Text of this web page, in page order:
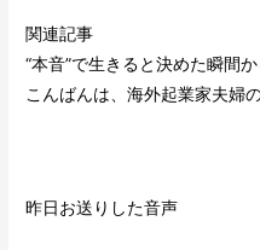
関連記事
“本音”で生きると決めた瞬間
こんばんは、海外起業家夫婦
昨日お送りした音声